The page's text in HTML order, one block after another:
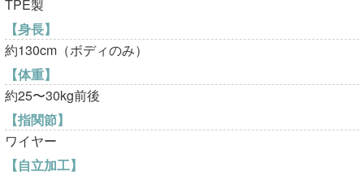
TPE製
【身長】
約130cm（ボディのみ）
【体重】
約25〜30kg前後
【指関節】
ワイヤー
【自立加工】